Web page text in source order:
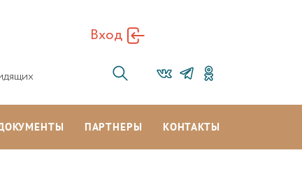
Вход
ПАРТНЕРЫ КОНТАКТЫ